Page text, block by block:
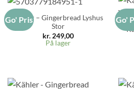
Go' Pris
Kähler – Gingerbread Lyshus
Stor
kr.249,00
På lager
Go'